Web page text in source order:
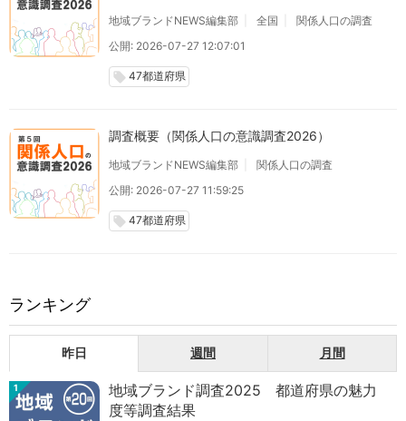
地域ブランドNEWS編集部 全国
関係人口の調査
公開: 2026-07-27 12:07:01
local_offer 47都道府県
調査概要（関係人口の意識調査2026）
地域ブランドNEWS編集部
関係人口の調査
公開: 2026-07-27 11:59:25
local_offer 47都道府県
ランキング
昨日 週間 月間
1
地域ブランド調査2025 都道府県の魅力
度等調査結果